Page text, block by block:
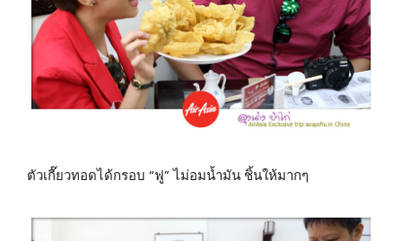
ตัวเกี๊ยวทอดได้กรอบ “ฟู” ไม่อมน้ำมัน ชิ้นให้มากๆ